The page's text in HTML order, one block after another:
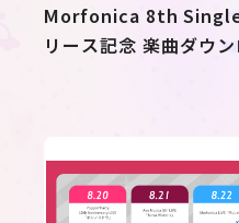
Morfonica 8th
リース記念 楽曲ダウ